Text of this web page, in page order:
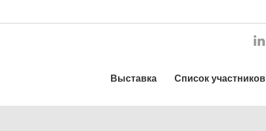
Выставка Список участников